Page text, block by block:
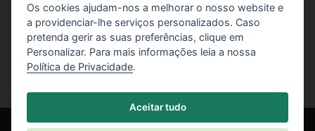
Experimente o software GEO5
Versão de Teste Gratuita
Os cookies ajudam-nos a melhorar o nosso website e
a providenciar-lhe serviços personalizados. Caso
pretenda gerir as suas preferências, clique em
Personalizar. Para mais informações leia a nossa
Política de Privacidade.
Aceitar tudo